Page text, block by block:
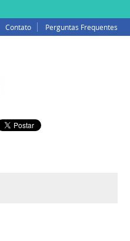
Contato Perguntas Frequentes